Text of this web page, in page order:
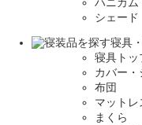
ハニカム
シェード
寝具
寝具トッ
カバー・
布団
マットレ
まくら